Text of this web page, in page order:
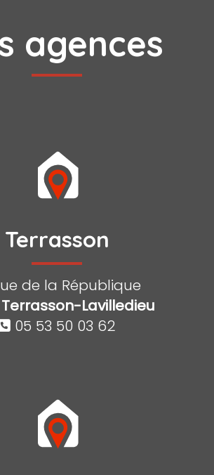
agences
Terrasson
de la République
Terrasson-Lavilledieu
05 53 50 03 62